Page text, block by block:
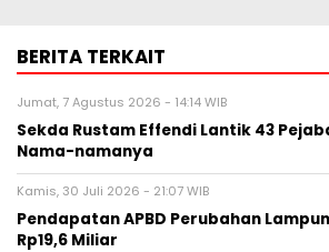
BERITA TERKAIT
Jumat, 7 Agustus 2026 - 14:14 WIB
Sekda Rustam Effendi Lantik 43
Nama-namanya
Kamis, 30 Juli 2026 - 21:07 WIB
Pendapatan APBD Perubahan
Rp19,6 Miliar